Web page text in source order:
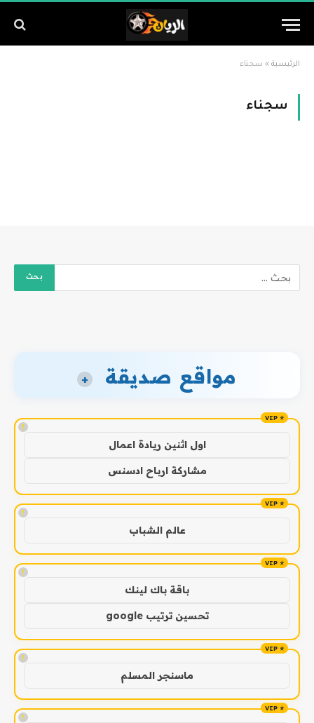
الرئيسية » سجناء
سجناء
مواقع صديقة +
!
اول اثنين ريادة اعمال
مشاركة ارباح ادسنس
!
عالم الشباب
!
باقة باك لينك
تحسين ترتيب google
!
ماسنجر المسلم
!